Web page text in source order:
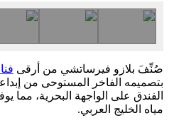
صُنِّفَ بلازو فيرساتشي من أرقى
بتصميمه الفاخر المستوحى من
الفندق على الواجهة البحرية، مما
مياه الخليج العربي.